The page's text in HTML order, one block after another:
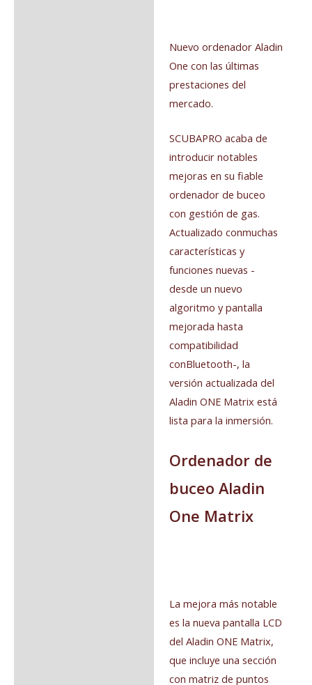
Nuevo ordenador Aladin
One con las últimas
prestaciones del
mercado.
SCUBAPRO acaba de
introducir notables
mejoras en su fiable
ordenador de buceo
con gestión de gas.
Actualizado conmuchas
características y
funciones nuevas -
desde un nuevo
algoritmo y pantalla
mejorada hasta
compatibilidad
conBluetooth-, la
versión actualizada del
Aladin ONE Matrix está
lista para la inmersión.
Ordenador de
buceo Aladin
One Matrix
La mejora más notable
es la nueva pantalla LCD
del Aladin ONE Matrix,
que incluye una sección
con matriz de puntos